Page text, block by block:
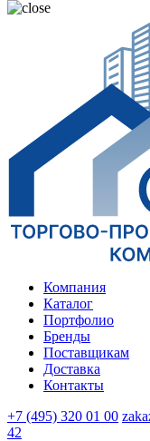
Компания
Каталог
Портфолио
Бренды
Поставщикам
Доставка
Контакты
+7 (495) 320 01 00
42